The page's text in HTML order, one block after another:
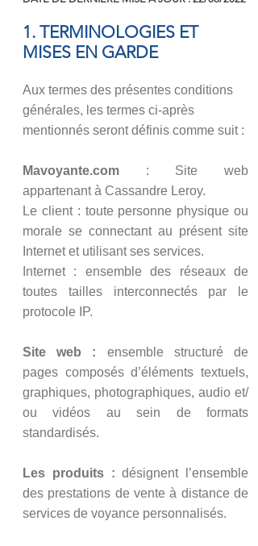
1. TERMINOLOGIES ET
MISES EN GARDE
​Aux termes des présentes conditions
générales, les termes ci-après
mentionnés seront définis comme suit :
Mavoyante.com : Site web
appartenant à Cassandre Leroy.
Le client : toute personne physique ou
morale se connectant au présent site
Internet et utilisant ses services.
Internet : ensemble des réseaux de
toutes tailles interconnectés par le
protocole IP.
Site web : ensemble structuré de
pages composés d’éléments textuels,
graphiques, photographiques, audio et/
ou vidéos au sein de formats
standardisés.
Les produits :désignent l’ensemble
des prestations de vente à distance de
services de voyance personnalisés.